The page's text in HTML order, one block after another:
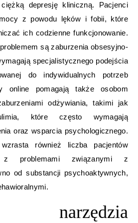
depresję kliniczną. Pacjenci
z powodu lęków i fobii, które
ich codzienne funkcjonowanie.
są zaburzenia obsesyjno-
specjalistycznego podejścia
do indywidualnych potrzeb
online pomagają także osobom
odżywiania, takimi jak
które często wymagają
oraz wsparcia psychologicznego.
również liczba pacjentów
problemami związanymi z
od substancji psychoaktywnych,